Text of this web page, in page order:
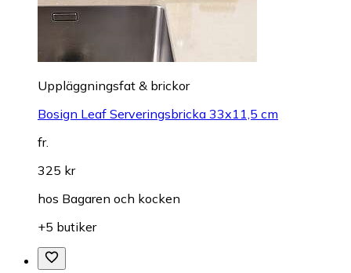
Uppläggningsfat & brickor
Bosign Leaf Serveringsbricka 33x11,5 cm
fr.
325 kr
hos Bagaren och kocken
+5 butiker